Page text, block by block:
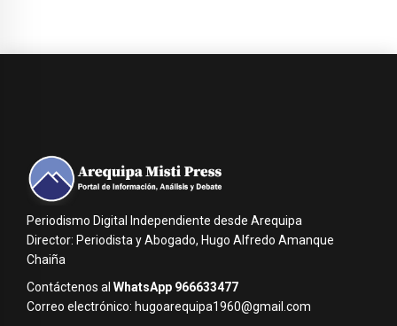
Periodismo Digital Independiente desde Arequipa
Director: Periodista y Abogado, Hugo Alfredo Amanque
Chaiña
Contáctenos al WhatsApp 966633477
Correo electrónico: hugoarequipa1960@gmail.com